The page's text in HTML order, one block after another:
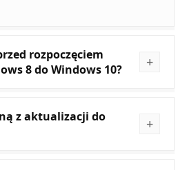
rozpoczęciem
8 do Windows 10?
z aktualizacji do